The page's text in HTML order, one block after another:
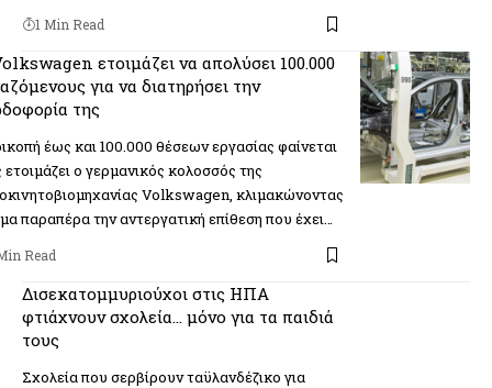
1 Min Read
ετοιμάζει να απολύσει 100.000
για να διατηρήσει την
της
έως και 100.000 θέσεων εργασίας φαίνεται
ο γερμανικός κολοσσός της
Volkswagen, κλιμακώνοντας
παραπέρα την αντεργατική επίθεση που έχει…
Read
Δισεκατομμυριούχοι στις ΗΠΑ
φτιάχνουν σχολεία… μόνο για τα παιδιά
τους
Σχολεία που σερβίρουν ταϋλανδέζικο για